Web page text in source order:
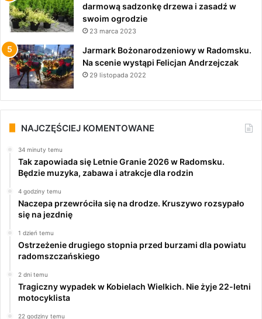
darmową sadzonkę drzewa i zasadź w
swoim ogrodzie
23 marca 2023
Jarmark Bożonarodzeniowy w Radomsku.
Na scenie wystąpi Felicjan Andrzejczak
29 listopada 2022
NAJCZĘŚCIEJ KOMENTOWANE
34 minuty temu
Tak zapowiada się Letnie Granie 2026 w Radomsku.
Będzie muzyka, zabawa i atrakcje dla rodzin
4 godziny temu
Naczepa przewróciła się na drodze. Kruszywo rozsypało
się na jezdnię
1 dzień temu
Ostrzeżenie drugiego stopnia przed burzami dla powiatu
radomszczańskiego
2 dni temu
Tragiczny wypadek w Kobielach Wielkich. Nie żyje 22-letni
motocyklista
22 godziny temu